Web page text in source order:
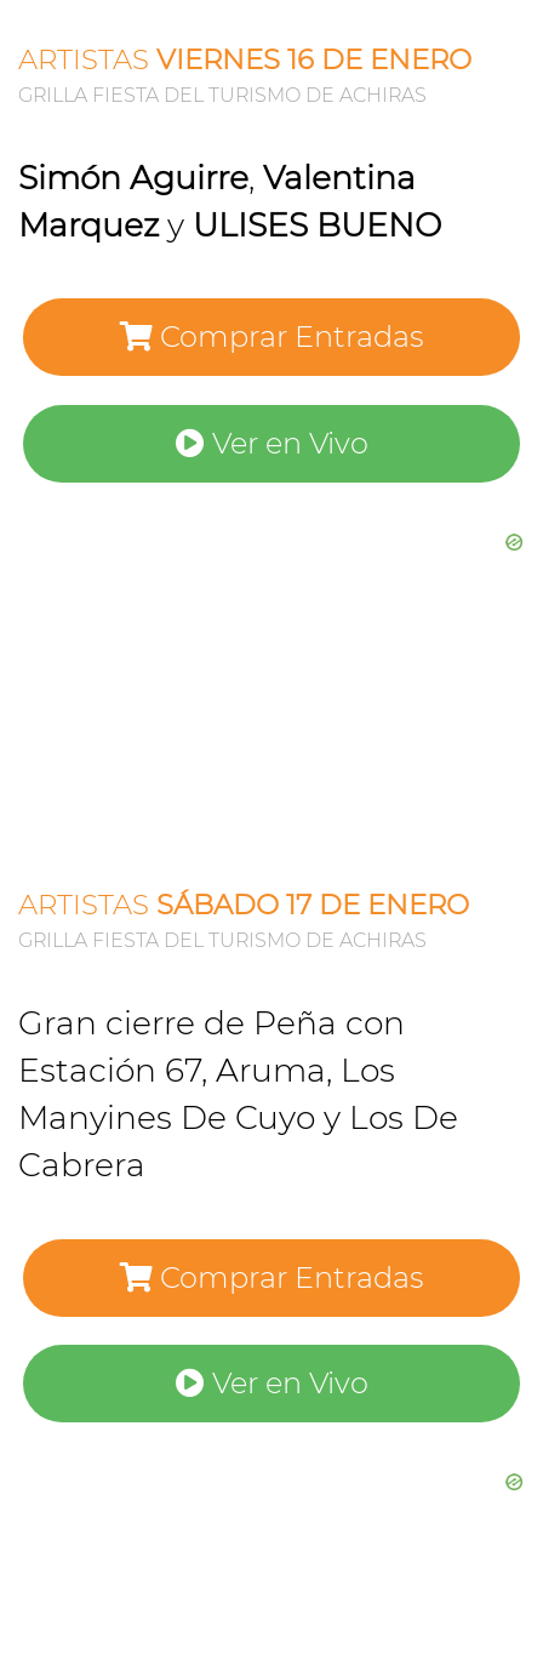
ARTISTAS VIERNES 16 DE ENERO
GRILLA FIESTA DEL TURISMO DE ACHIRAS
Simón Aguirre, Valentina
Marquezy ULISES BUENO
Comprar Entradas
Ver en Vivo
ARTISTAS SÁBADO 17 DE ENERO
GRILLA FIESTA DEL TURISMO DE ACHIRAS
Gran cierre de Peña con
Estación 67, Aruma, Los
Manyines De Cuyo y Los De
Cabrera
Comprar Entradas
Ver en Vivo